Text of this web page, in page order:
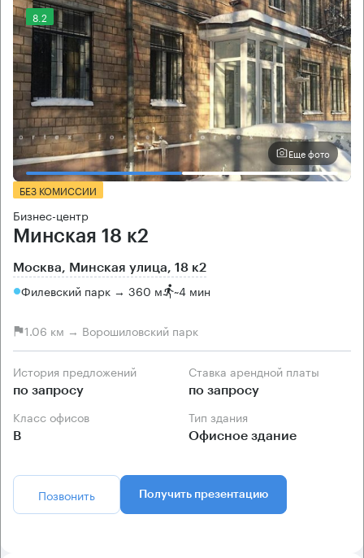
8.2
Еще фото
БЕЗ КОМИССИИ
Бизнес-центр
Минская 18 к2
Москва, Минская улица, 18 к2
Филевский парк → 360 м ~4 мин
1.06 км → Ворошиловский парк
История предложений
по запросу
Ставка арендной платы
по запросу
Класс офисов
B
Тип здания
Офисное здание
Позвонить Получить презентацию